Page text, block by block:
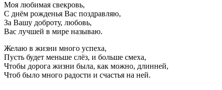
Моя любимая свекровь,
С днём рожденья Вас поздравляю,
За Вашу доброту, любовь,
Вас лучшей в мире называю.
Желаю в жизни много успеха,
Пусть будет меньше слёз, и больше смеха,
Чтобы дорога жизни была, как можно, длинней,
Чтоб было много радости и счастья на ней.